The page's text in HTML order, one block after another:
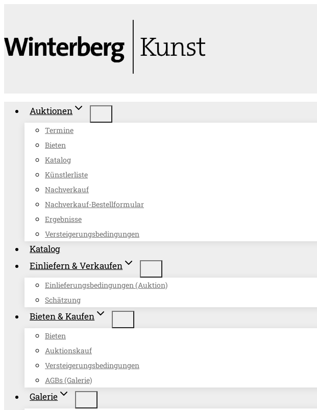
springen
Auktionen
Termine
Bieten
Katalog
Künstlerliste
Nachverkauf
Nachverkauf-Bestellformular
Ergebnisse
Versteigerungsbedingungen
Katalog
Einliefern & Verkaufen
Einlieferungsbedingungen (Auktion)
Schätzung
Bieten & Kaufen
Bieten
Auktionskauf
Versteigerungsbedingungen
AGBs (Galerie)
Galerie